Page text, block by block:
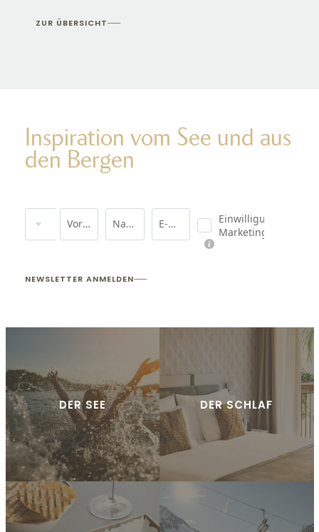
ZUR ÜBERSICHT
Inspiration vom See und aus
den Bergen
Vorname Nachname* E-Mail*
Einwilligung
Marketing*
NEWSLETTER ANMELDEN
DER SEE DER SCHLAF